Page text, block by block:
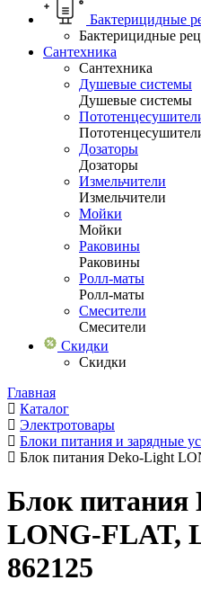
Бактерицидные
Бактерицидные
Сантехника
Сантехника
Душевые системы
Душевые системы
Дозаторы
Дозаторы
Измельчители
Измельчители
Мойки
Мойки
Раковины
Раковины
Ролл-маты
Ролл-маты
Смесители
Смесители
Скидки
Скидки
Главная
Каталог
Электротовары
Блоки питания и зарядные
Блок питания Deko-Light
Блок питания
LONG-FLAT,
862125